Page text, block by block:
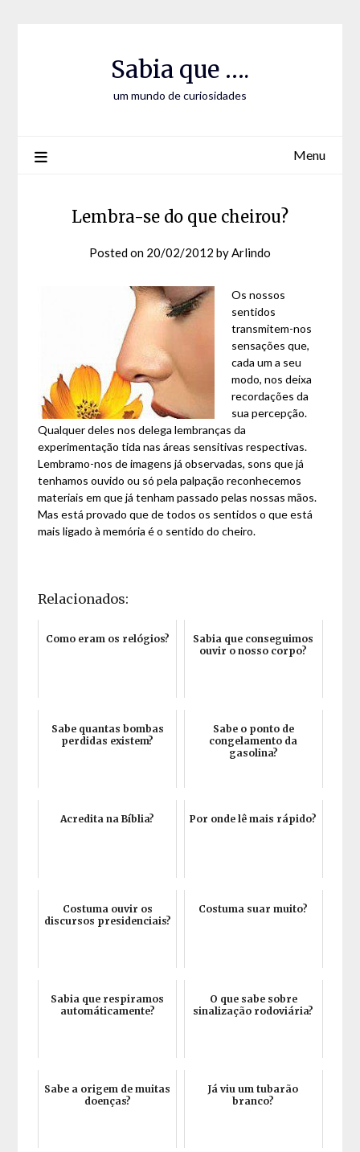
Sabia que ….
um mundo de curiosidades
Menu
Lembra-se do que cheirou?
Posted on 20/02/2012 byArlindo
Os nossos
sentidos
transmitem-nos
sensações que,
cada um a seu
modo, nos deixa
recordações da
sua percepção.
Qualquer deles nos delega lembranças da
experimentação tida nas áreas sensitivas respectivas.
Lembramo-nos de imagens já observadas, sons que já
tenhamos ouvido ou só pela palpação reconhecemos
materiais em que já tenham passado pelas nossas mãos.
Mas está provado que de todos os sentidos o que está
mais ligado à memória é o sentido do cheiro.
Relacionados:
Como eram os relógios?
Sabia que conseguimos
ouvir o nosso corpo?
Sabe quantas bombas
perdidas existem?
Sabe o ponto de
congelamento da
gasolina?
Acredita na Bíblia? Por onde lê mais rápido?
Costuma ouvir os
discursos presidenciais?
Costuma suar muito?
Sabia que respiramos
automáticamente?
O que sabe sobre
sinalização rodoviária?
Sabe a origem de muitas
doenças?
Já viu um tubarão
branco?